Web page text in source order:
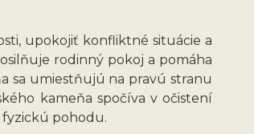
upokojiť konfliktné situácie a
rodinný pokoj a pomáha
sa umiestňujú na pravú stranu
kameňa spočíva v očistení
pohodu.